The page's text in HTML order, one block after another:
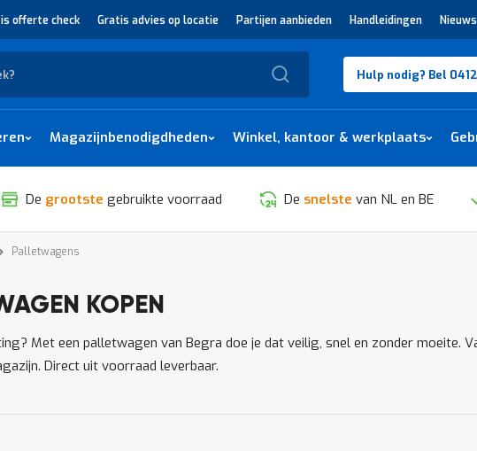
offerte check Gratis advies op locatie Partijen aanbieden Handleidingen Nieuws
Hulp nodig? Bel
Magazijnbenodigdheden Winkel, kantoor & werkplaats
De grootste gebruikte voorraad De snelste van NL en BE
Palletwagens
KOPEN
Met een palletwagen van Begra doe je dat veilig, snel en zonder moeite.
Direct uit voorraad leverbaar.